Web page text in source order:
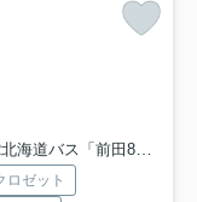
田8条9丁目」 停歩5分
ロゼット